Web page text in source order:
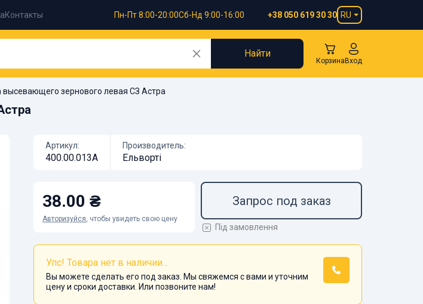
Контакты Пн-Пт 8:00-20:00Сб-Нд 9:00-16:00 +38 050 619 30 30 RU
Найти
Корзина Вход
высевающего зернового левая СЗ Астра
Артикул:
400.00.013А
Производитель:
Ельворті
38.00 ₴
Авторизуйся, чтобы увидеть свою цену
Запрос под заказ
Під замовлення
Упс! Товара нет в наличии...
Вы можете сделать его под заказ. Мы свяжемся с вами и уточним
цену и сроки доставки. Или позвоните нам!